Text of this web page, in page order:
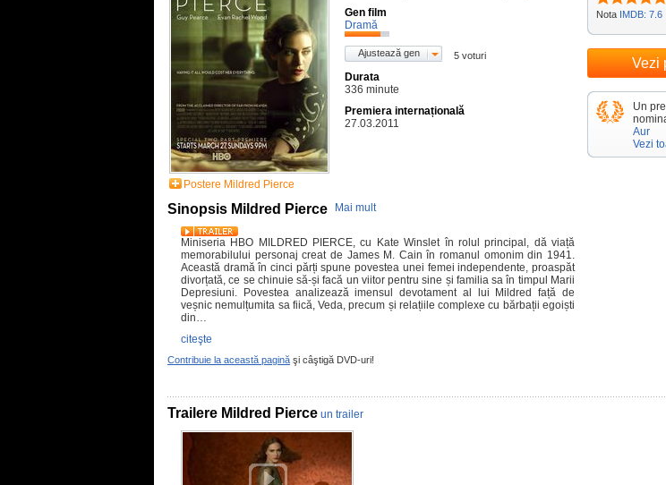
Postere Mildred Pierce
Gen film
Dramă
Ajustează gen 5 voturi
Durata
336 minute
Premiera internațională
27.03.2011
Sinopsis Mildred Pierce Mai mult
Miniseria HBO MILDRED PIERCE, cu Kate Winslet în rolul principal, dă viață
memorabilului personaj creat de James M. Cain în romanul omonim din 1941.
Această dramă în cinci părți spune povestea unei femei independente, proaspăt
divorțată, ce se chinuie să-și facă un viitor pentru sine și familia sa în timpul Marii
Depresiuni. Povestea analizează imensul devotament al lui Mildred față de
veșnic nemulțumita sa fiică, Veda, precum și relațiile complexe cu bărbații egoiști
din…
citeşte
Contribuie la această pagină şi câştigă DVD-uri!
Nota IMDB: 7.6
Vezi
Un
Aur
Vezi
Trailere Mildred Pierce un trailer